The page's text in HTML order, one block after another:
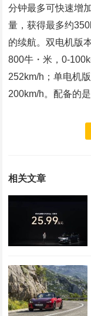
分钟最多可快速增
量，获得最多约
的续航。双电机版
800牛・米，0-
252km/h；单电机
200km/h。配备的
相关文章